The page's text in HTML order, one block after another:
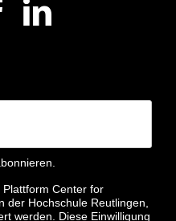
Center for
der Hochschule Reutlingen,
werden. Diese Einwilligung